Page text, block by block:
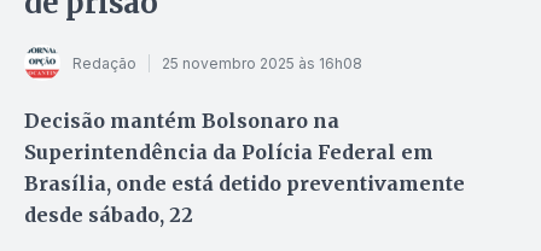
Redação 25 novembro 2025 às 16h08
Decisão mantém Bolsonaro na
Superintendência da Polícia Federal em
Brasília, onde está detido preventivamente
desde sábado, 22